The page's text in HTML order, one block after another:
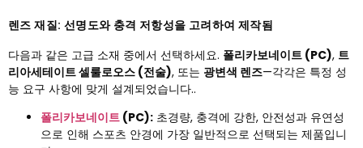
렌즈 재질: 선명도와 충격 저항성을 고려하여 제작됨
다음과 같은 고급 소재 중에서 선택하세요. 폴리카보네이트 (PC), 트
리아세테이트 셀룰로오스 (전술), 또는 광변색 렌즈—각각은 특정 성
능 요구 사항에 맞게 설계되었습니다..
폴리카보네이트 (PC): 초경량, 충격에 강한, 안전성과 유연성
으로 인해 스포츠 안경에 가장 일반적으로 선택되는 제품입니